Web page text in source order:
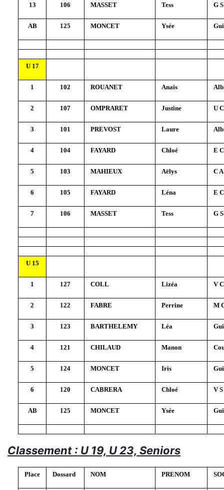
13 106 MASSET Tess G
AB 125 MONCET Ysée
U 17
1 102 ROUANET Anaïs
2 107 OMPRARET Justine U
3 101 PREVOST Laure
4 104 FAYARD Chloé E
5 103 MAHIEUX Aëlys C
6 105 FAYARD Léna E
7 106 MASSET Tess G
U 15
1 127 COLL Lizéa V
2 122 FABRE Perrine M
3 123 BARTHELEMY Léa
4 121 CHILAUD Manon
5 124 MONCET Iris
6 120 CABRERA Chloé V
AB 125 MONCET Ysée
Classement : U 19, U 23, Seniors
Place Dossard NOM PRENOM